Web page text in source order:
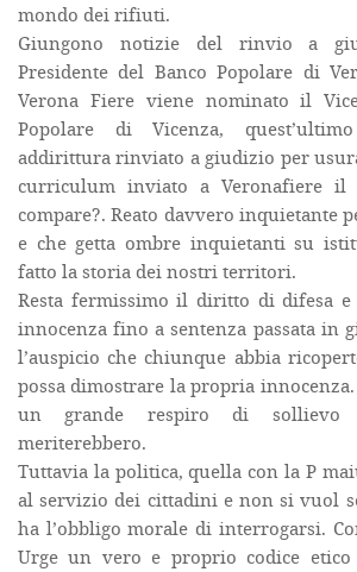
mondo dei rifiuti.
Giungono notizie del rinvio a
Presidente del Banco Popolare di
Verona Fiere viene nominato il
Popolare di Vicenza,
addirittura rinviato a giudizio per
curriculum inviato a Veronafiere
compare?. Reato davvero inquietante
e che getta ombre inquietanti su
fatto la storia dei nostri territori.
Resta fermissimo il diritto di difesa
innocenza fino a sentenza passata in
l’auspicio che chiunque abbia
possa dimostrare la propria
un grande respiro di
meriterebbero.
Tuttavia la politica, quella con la P
al servizio dei cittadini e non si vuol
ha l’obbligo morale di interrogarsi.
Urge un vero e proprio codice